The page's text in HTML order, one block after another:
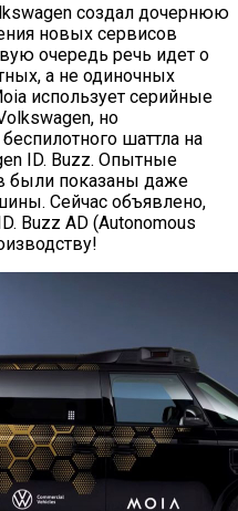
создал дочернюю
новых сервисов
очередь речь идет о
а не одиночных
использует серийные
но
шаттла на
ID. Buzz. Опытные
были показаны даже
Сейчас объявлено,
Buzz AD (Autonomous